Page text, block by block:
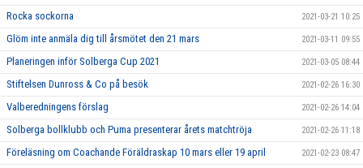
Rocka sockorna 2021-03-21 10:25
Glöm inte anmäla dig till årsmötet den 21 mars 2021-03-11 09:55
Planeringen inför Solberga Cup 2021 2021-03-05 08:44
Stiftelsen Dunross & Co på besök 2021-02-26 16:30
Valberedningens förslag 2021-02-26 14:04
Solberga bollklubb och Puma presenterar årets matchtröja 2021-02-26 11:18
Föreläsning om Coachande Föräldraskap 10 mars eller 19 april 2021-02-23 08:47